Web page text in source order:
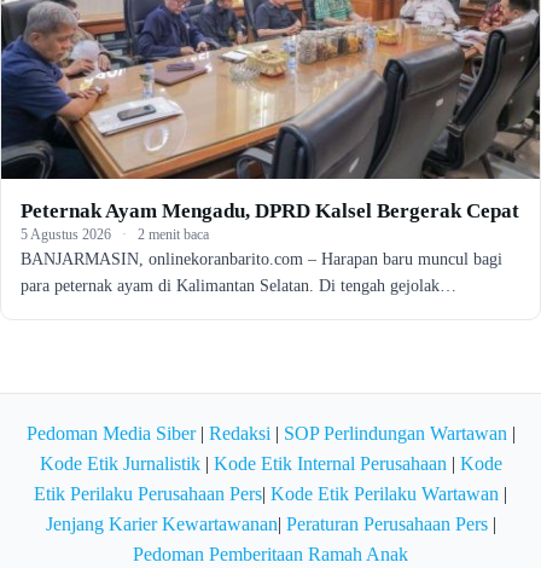
Peternak Ayam Mengadu, DPRD Kalsel Bergerak Cepat
5 Agustus 2026 · 2 menit baca
BANJARMASIN, onlinekoranbarito.com – Harapan baru muncul bagi
para peternak ayam di Kalimantan Selatan. Di tengah gejolak…
Pedoman Media Siber| Redaksi | SOP Perlindungan Wartawan |
Kode Etik Jurnalistik| Kode Etik Internal Perusahaan | Kode
Etik Perilaku Perusahaan Pers| Kode Etik Perilaku Wartawan |
Jenjang Karier Kewartawanan| Peraturan Perusahaan Pers|
Pedoman Pemberitaan Ramah Anak